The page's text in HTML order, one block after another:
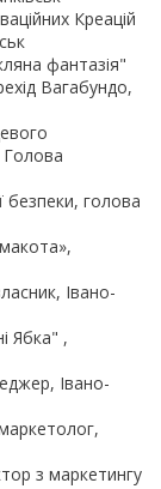
Креацій
фантазія"
Вагабундо,
Голова
безпеки, голова
Івано-
Ябка" ,
Івано-
з маркетингу